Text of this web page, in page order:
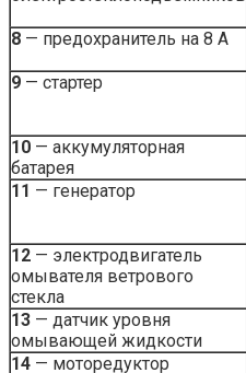
8 — предохранитель на 8 А
9 — стартер
10 — аккумуляторная
батарея
11 — генератор
12 — электродвигатель
омывателя ветрового
стекла
13 — датчик уровня
омывающей жидкости
14 — моторедуктор